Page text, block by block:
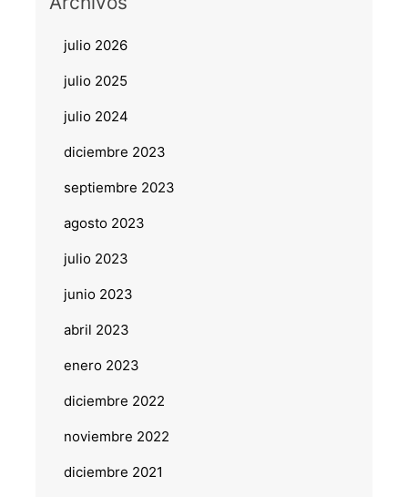
julio 2026
julio 2025
julio 2024
diciembre 2023
septiembre 2023
agosto 2023
julio 2023
junio 2023
abril 2023
enero 2023
diciembre 2022
noviembre 2022
diciembre 2021